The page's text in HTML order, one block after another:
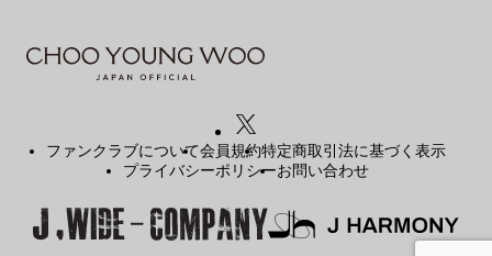
ファンクラブについて会員規約特定商取引法に基づく表示
プライバシーポリシーお問い合わせ